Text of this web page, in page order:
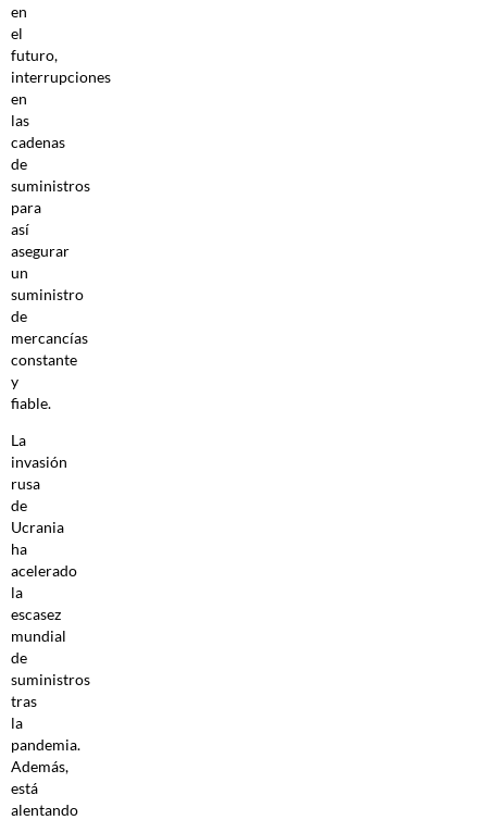
en
el
futuro,
interrupciones
en
las
cadenas
de
suministros
para
así
asegurar
un
suministro
de
mercancías
constante
y
fiable.
La
invasión
rusa
de
Ucrania
ha
acelerado
la
escasez
mundial
de
suministros
tras
la
pandemia.
Además,
está
alentando